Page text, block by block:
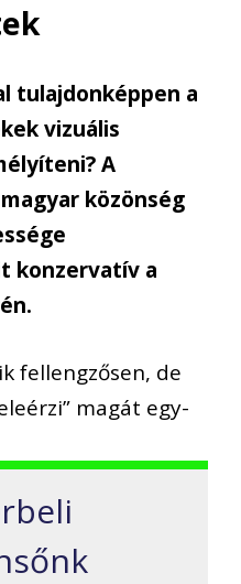
tulajdonképpen a
vizuális
A
közönség
konzervatív a
fellengzősen, de
magát egy-